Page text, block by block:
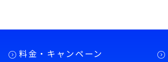
料金・キャンペーン